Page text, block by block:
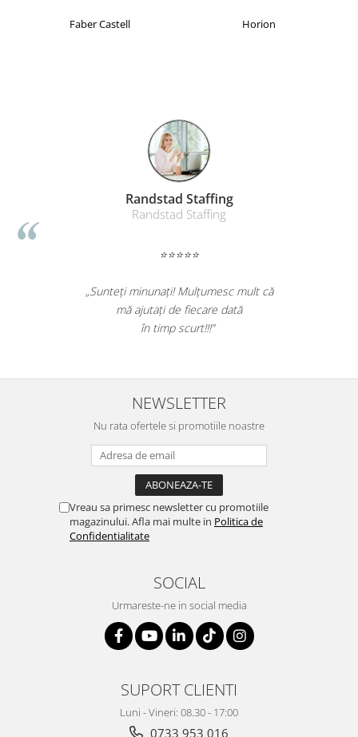
Faber Castell Horion
Randstad Staffing
Randstad Staffing
⭐⭐⭐⭐⭐
„Sunteți minunați! Mulțumesc mult că
mă ajutați de fiecare dată
în timp scurt!!!”
NEWSLETTER
Nu rata ofertele si promotiile noastre
Vreau sa primesc newsletter cu promotiile
magazinului. Afla mai multe in Politica de
Confidentialitate
SOCIAL
Urmareste-ne in social media
SUPORT CLIENTI
Luni - Vineri: 08.30 - 17:00
0733 953 016